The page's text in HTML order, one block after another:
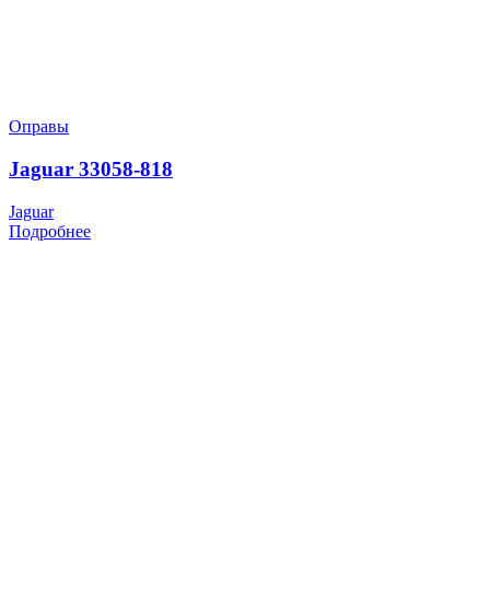
Оправы
Jaguar 33058-818
Jaguar
Подробнее